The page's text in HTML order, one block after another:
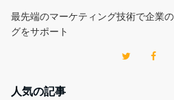
最先端のマーケティング技術で企業
グをサポート
人気の記事